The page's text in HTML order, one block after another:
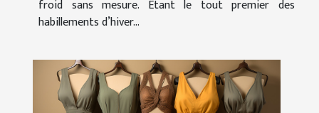
froid sans mesure. Étant le tout premier des
habillements d’hiver...